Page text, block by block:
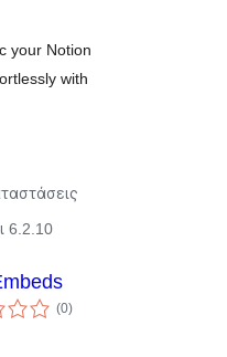
your Notion
with
6.2.10
(0αξιολογήσεις
σύνολο
)